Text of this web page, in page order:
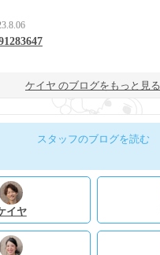
ケイヤ のブログをもっと見る
スタッフのブログを読む
イヤ